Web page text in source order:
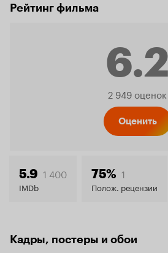
Рейтинг фильма
6.2
6.2
2 949 оценок
Оценить
5.9 1 400
IMDb
75% 1
Полож. рецензии
Кадры, постеры и обои